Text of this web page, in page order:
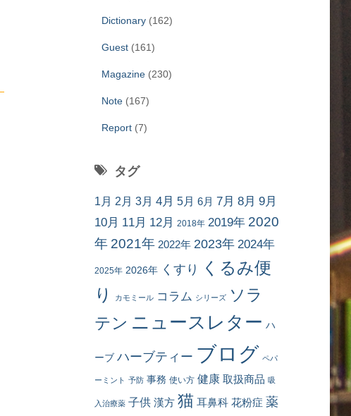
Dictionary(162)
Guest(161)
Magazine(230)
Note(167)
Report(7)
タグ
1月 2月 3月 4月 5月 6月 7月 8月 9月
10月 11月 12月 2018年 2019年 2020
年 2021年 2022年 2023年 2024年
2025年 2026年 くすり
くるみ便
り
カモミール コラム シリーズ
ソラ
テン ニュースレター ハ
ーブ ハーブティー ブログ ペパ
ーミント 予防 事務 使い方 健康 取扱商品 吸
入治療薬 子供 漢方 猫 耳鼻科 花粉症 薬